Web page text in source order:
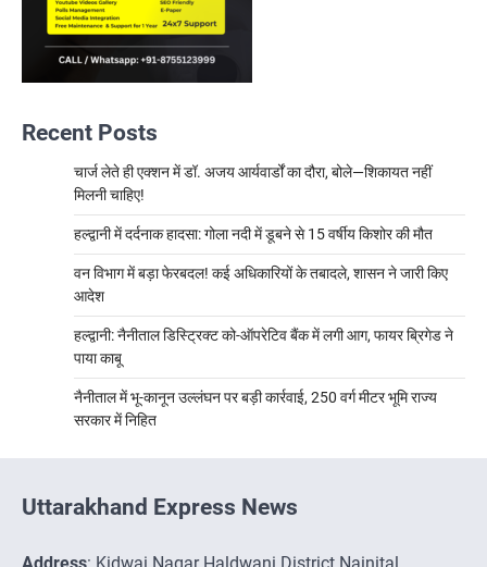
Recent Posts
चार्ज लेते ही एक्शन में डॉ. अजय आर्यवार्डों का दौरा, बोले—शिकायत नहीं
मिलनी चाहिए!
हल्द्वानी में दर्दनाक हादसा: गोला नदी में डूबने से 15 वर्षीय किशोर की मौत
वन विभाग में बड़ा फेरबदल! कई अधिकारियों के तबादले, शासन ने जारी किए
आदेश
हल्द्वानी: नैनीताल डिस्ट्रिक्ट को-ऑपरेटिव बैंक में लगी आग, फायर ब्रिगेड ने
पाया काबू
नैनीताल में भू-कानून उल्लंघन पर बड़ी कार्रवाई, 250 वर्ग मीटर भूमि राज्य
सरकार में निहित
Uttarakhand Express News